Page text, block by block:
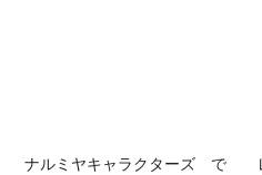
ナルミヤキャラクターズ で